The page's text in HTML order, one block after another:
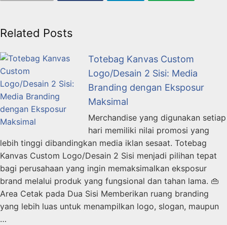
Related Posts
Totebag Kanvas Custom
Logo/Desain 2 Sisi: Media
Branding dengan Eksposur
Maksimal
Merchandise yang digunakan setiap
hari memiliki nilai promosi yang
lebih tinggi dibandingkan media iklan sesaat. Totebag
Kanvas Custom Logo/Desain 2 Sisi menjadi pilihan tepat
bagi perusahaan yang ingin memaksimalkan eksposur
brand melalui produk yang fungsional dan tahan lama. 👜
Area Cetak pada Dua Sisi Memberikan ruang branding
yang lebih luas untuk menampilkan logo, slogan, maupun
…